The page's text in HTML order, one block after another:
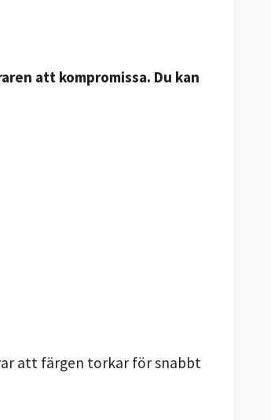
att kompromissa. Du kan
att färgen torkar för snabbt